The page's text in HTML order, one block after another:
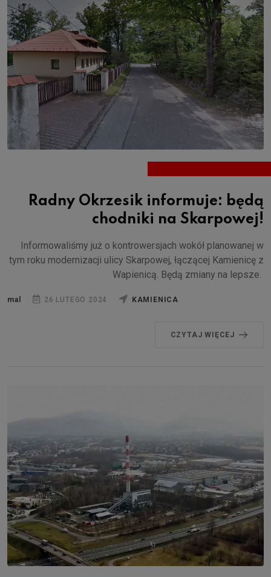
Radny Okrzesik informuje: będą
chodniki na Skarpowej!
Informowaliśmy już o kontrowersjach wokół planowanej w
tym roku modernizacji ulicy Skarpowej, łączącej Kamienicę z
Wapienicą. Będą zmiany na lepsze.
mal 26 LUTEGO 2024 KAMIENICA
CZYTAJ WIĘCEJ